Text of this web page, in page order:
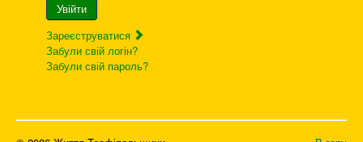
Увійти
Зареєструватися
Забули свій логін?
Забули свій пароль?